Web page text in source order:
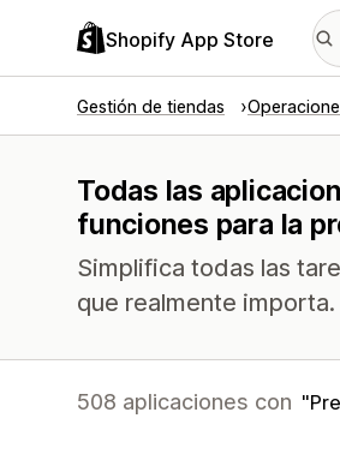
Shopify App Store
Gestión de tiendas
Todas las
funciones para la
Simplifica todas las
que realmente importa.
508 aplicaciones con